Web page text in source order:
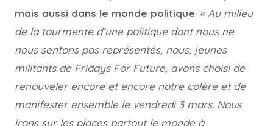
mais aussi dans le monde politique: « Au milieu
de la tourmente d’une politique dont nous ne
nous sentons pas représentés, nous, jeunes
militants de Fridays For Future, avons choisi de
renouveler encore et encore notre colère et de
manifester ensemble le vendredi 3 mars. Nous
irons sur les places partout le monde à